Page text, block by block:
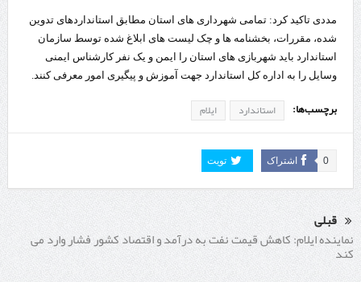
مددی تاکید کرد: تمامی شهرداری های استان مطابق استانداردهای تدوین
شده، مقررات، بخشنامه ها و چک لیست های ابلاغ شده توسط سازمان
استاندارد باید شهربازی های استان را ایمن و یک نفر کارشناس ایمنی
وسایل را به اداره کل استاندارد جهت آموزش و پیگیری امور معرفی کنند.
برچسب‌ها: استاندارد ایلام
اشتراک 0 تویت
قبلی
نماینده ایلام: کاهش قیمت نفت به درآمد و اقتصاد کشور فشار وارد می
کند